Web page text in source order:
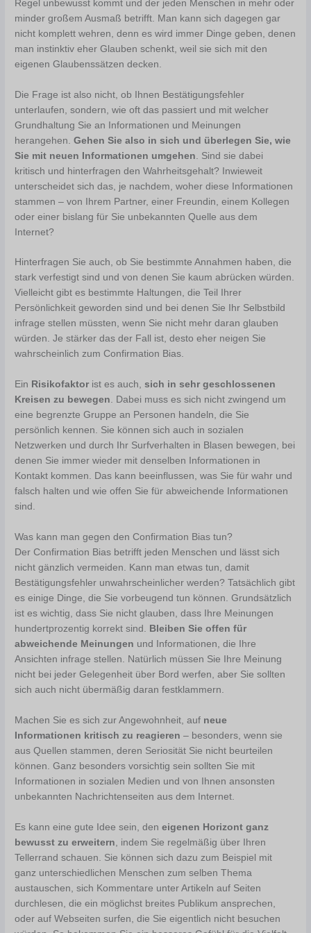
Regel unbewusst kommt und der jeden Menschen in mehr oder
minder großem Ausmaß betrifft. Man kann sich dagegen gar
nicht komplett wehren, denn es wird immer Dinge geben, denen
man instinktiv eher Glauben schenkt, weil sie sich mit den
eigenen Glaubenssätzen decken.
Die Frage ist also nicht, ob Ihnen Bestätigungsfehler
unterlaufen, sondern, wie oft das passiert und mit welcher
Grundhaltung Sie an Informationen und Meinungen
herangehen.Gehen Sie also in sich und überlegen Sie, wie
Sie mit neuen Informationen umgehen . Sind sie dabei
kritisch und hinterfragen den Wahrheitsgehalt? Inwieweit
unterscheidet sich das, je nachdem, woher diese Informationen
stammen – von Ihrem Partner, einer Freundin, einem Kollegen
oder einer bislang für Sie unbekannten Quelle aus dem
Internet?
Hinterfragen Sie auch, ob Sie bestimmte Annahmen haben, die
stark verfestigt sind und von denen Sie kaum abrücken würden.
Vielleicht gibt es bestimmte Haltungen, die Teil Ihrer
Persönlichkeit geworden sind und bei denen Sie Ihr Selbstbild
infrage stellen müssten, wenn Sie nicht mehr daran glauben
würden. Je stärker das der Fall ist, desto eher neigen Sie
wahrscheinlich zum Confirmation Bias.
Ein Risikofaktor ist es auch,sich in sehr geschlossenen
Kreisen zu bewegen. Dabei muss es sich nicht zwingend um
eine begrenzte Gruppe an Personen handeln, die Sie
persönlich kennen. Sie können sich auch in sozialen
Netzwerken und durch Ihr Surfverhalten in Blasen bewegen, bei
denen Sie immer wieder mit denselben Informationen in
Kontakt kommen. Das kann beeinflussen, was Sie für wahr und
falsch halten und wie offen Sie für abweichende Informationen
sind.
Was kann man gegen den Confirmation Bias tun?
Der Confirmation Bias betrifft jeden Menschen und lässt sich
nicht gänzlich vermeiden. Kann man etwas tun, damit
Bestätigungsfehler unwahrscheinlicher werden? Tatsächlich gibt
es einige Dinge, die Sie vorbeugend tun können. Grundsätzlich
ist es wichtig, dass Sie nicht glauben, dass Ihre Meinungen
hundertprozentig korrekt sind. Bleiben Sie offen für
abweichende Meinungen und Informationen, die Ihre
Ansichten infrage stellen. Natürlich müssen Sie Ihre Meinung
nicht bei jeder Gelegenheit über Bord werfen, aber Sie sollten
sich auch nicht übermäßig daran festklammern.
Machen Sie es sich zur Angewohnheit, auf neue
Informationen kritisch zu reagieren – besonders, wenn sie
aus Quellen stammen, deren Seriosität Sie nicht beurteilen
können. Ganz besonders vorsichtig sein sollten Sie mit
Informationen in sozialen Medien und von Ihnen ansonsten
unbekannten Nachrichtenseiten aus dem Internet.
Es kann eine gute Idee sein, deneigenen Horizont ganz
bewusst zu erweitern , indem Sie regelmäßig über Ihren
Tellerrand schauen. Sie können sich dazu zum Beispiel mit
ganz unterschiedlichen Menschen zum selben Thema
austauschen, sich Kommentare unter Artikeln auf Seiten
durchlesen, die ein möglichst breites Publikum ansprechen,
oder auf Webseiten surfen, die Sie eigentlich nicht besuchen